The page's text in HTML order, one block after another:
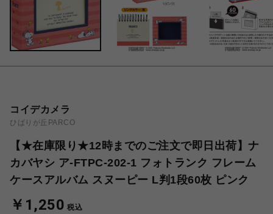
コイデカメラ
ひばりが丘PARCO
【★在庫限り★12時までのご注文で即日出荷】ナ
カバヤシ ア-FTPC-202-1 フォトランク フレーム
ケースアルバム スヌーピー L判1段60枚 ピンク
￥1,250 税込